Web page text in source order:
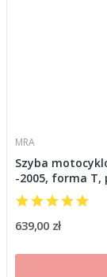
MRA
Szyba
-2005, forma T,
639,00 zł